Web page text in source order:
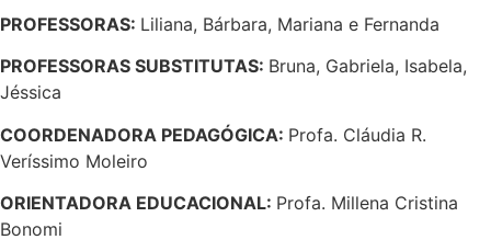
PROFESSORAS: Liliana, Bárbara, Mariana e Fernanda
PROFESSORAS SUBSTITUTAS: Bruna, Gabriela, Isabela,
Jéssica
COORDENADORA PEDAGÓGICA: Profa. Cláudia R.
Veríssimo Moleiro
ORIENTADORA EDUCACIONAL: Profa. Millena Cristina
Bonomi